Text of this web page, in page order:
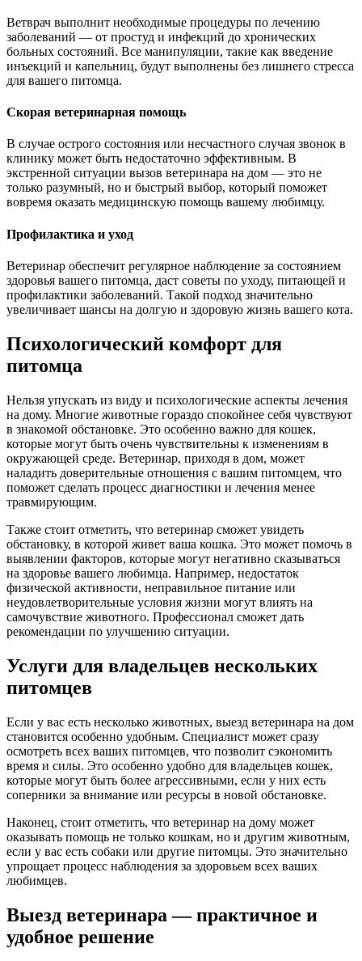
Ветврач выполнит необходимые процедуры по лечению
заболеваний — от простуд и инфекций до хронических
больных состояний. Все манипуляции, такие как введение
инъекций и капельниц, будут выполнены без лишнего стресса
для вашего питомца.
Скорая ветеринарная помощь
В случае острого состояния или несчастного случая звонок в
клинику может быть недостаточно эффективным. В
экстренной ситуации вызов ветеринара на дом — это не
только разумный, но и быстрый выбор, который поможет
вовремя оказать медицинскую помощь вашему любимцу.
Профилактика и уход
Ветеринар обеспечит регулярное наблюдение за состоянием
здоровья вашего питомца, даст советы по уходу, питающей и
профилактики заболеваний. Такой подход значительно
увеличивает шансы на долгую и здоровую жизнь вашего кота.
Психологический комфорт для
питомца
Нельзя упускать из виду и психологические аспекты лечения
на дому. Многие животные гораздо спокойнее себя чувствуют
в знакомой обстановке. Это особенно важно для кошек,
которые могут быть очень чувствительны к изменениям в
окружающей среде. Ветеринар, приходя в дом, может
наладить доверительные отношения с вашим питомцем, что
поможет сделать процесс диагностики и лечения менее
травмирующим.
Также стоит отметить, что ветеринар сможет увидеть
обстановку, в которой живет ваша кошка. Это может помочь в
выявлении факторов, которые могут негативно сказываться
на здоровье вашего любимца. Например, недостаток
физической активности, неправильное питание или
неудовлетворительные условия жизни могут влиять на
самочувствие животного. Профессионал сможет дать
рекомендации по улучшению ситуации.
Услуги для владельцев нескольких
питомцев
Если у вас есть несколько животных, выезд ветеринара на дом
становится особенно удобным. Специалист может сразу
осмотреть всех ваших питомцев, что позволит сэкономить
время и силы. Это особенно удобно для владельцев кошек,
которые могут быть более агрессивными, если у них есть
соперники за внимание или ресурсы в новой обстановке.
Наконец, стоит отметить, что ветеринар на дому может
оказывать помощь не только кошкам, но и другим животным,
если у вас есть собаки или другие питомцы. Это значительно
упрощает процесс наблюдения за здоровьем всех ваших
любимцев.
Выезд ветеринара — практичное и
удобное решение